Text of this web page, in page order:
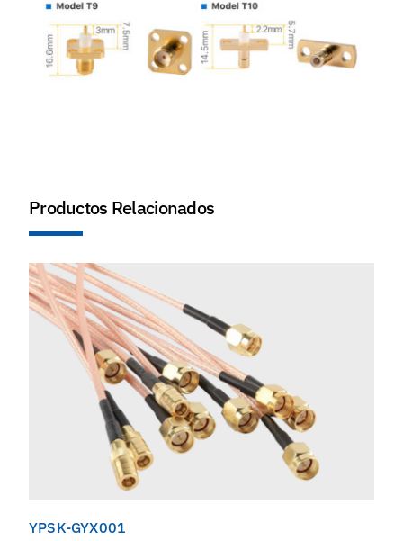
Productos Relacionados
YPSK-GYX001